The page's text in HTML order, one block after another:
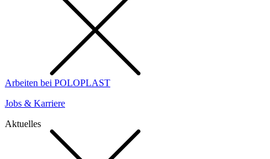
Arbeiten bei POLOPLAST
Jobs & Karriere
Aktuelles